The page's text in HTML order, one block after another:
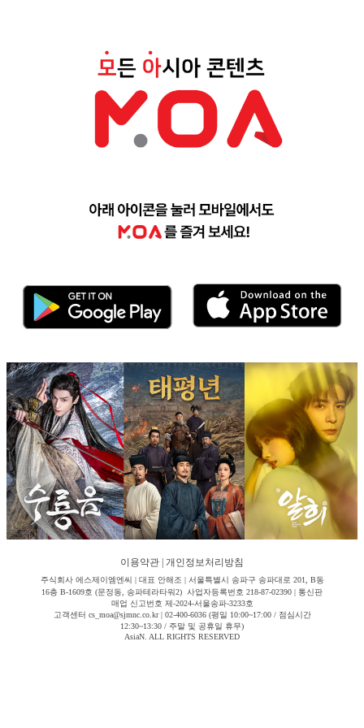
이용약관 개인정보처리방침
주식회사 에스제이엠엔씨 | 대표 안해조 | 서울특별시 송파구 송파대로 201, B동
16층 B-1609호 (문정동, 송파테라타워2) 사업자등록번호 218-87-02390 | 통신판
매업 신고번호 제-2024-서울송파-3233호
고객센터 cs_moa@sjmnc.co.kr | 02-400-6036 (평일 10:00~17:00 / 점심시간
12:30~13:30 / 주말 및 공휴일 휴무)
AsiaN. ALL RIGHTS RESERVED